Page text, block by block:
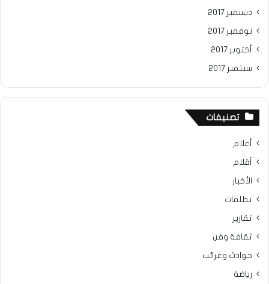
ديسمبر 2017
نوفمبر 2017
أكتوبر 2017
سبتمبر 2017
تصنيفات
أعلام
أقلام
الأخبار
تظلمات
تقارير
ثقافة وفن
حوادث وغرائب
رياضة